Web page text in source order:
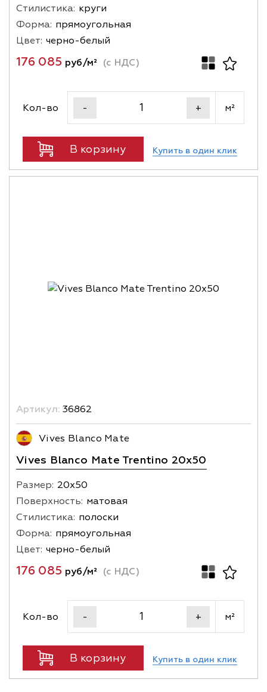
Стилистика: круги
Форма: прямоугольная
Цвет: черно-белый
176 085 руб/м² (с НДС)
Кол-во - + м²
В корзину Купить в один клик
Артикул: 36862
Vives Blanco Mate
Vives Blanco Mate Trentino 20x50
Размер: 20х50
Поверхность: матовая
Стилистика: полоски
Форма: прямоугольная
Цвет: черно-белый
176 085 руб/м² (с НДС)
Кол-во - + м²
В корзину Купить в один клик